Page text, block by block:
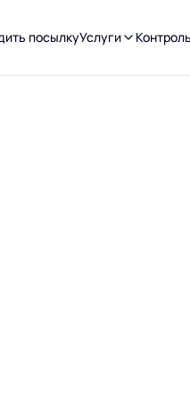
посылкуУслуги